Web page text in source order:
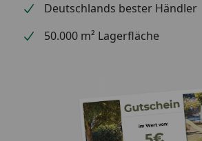
Deutschlands bester Händler
50.000 m² Lagerfläche